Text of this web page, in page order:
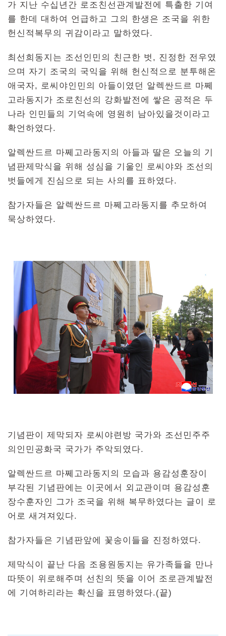
가 지난 수십년간 로조친선관계발전에 특출한 기여
를 한데 대하여 언급하고 그의 한생은 조국을 위한
헌신적복무의 귀감이라고 말하였다.
최선희동지는 조선인민의 친근한 벗, 진정한 전우였
으며 자기 조국의 국익을 위해 헌신적으로 분투해온
애국자, 로씨야인민의 아들이였던 알렉싼드르 마쩨
고라동지가 조로친선의 강화발전에 쌓은 공적은 두
나라 인민들의 기억속에 영원히 남아있을것이라고
확언하였다.
알렉싼드르 마쩨고라동지의 아들과 딸은 오늘의 기
념판제막식을 위해 성심을 기울인 로씨야와 조선의
벗들에게 진심으로 되는 사의를 표하였다.
참가자들은 알렉싼드르 마쩨고라동지를 추모하여
묵상하였다.
기념판이 제막되자 로씨야련방 국가와 조선민주주
의인민공화국 국가가 주악되였다.
알렉싼드르 마쩨고라동지의 모습과 용감성훈장이
부각된 기념판에는 이곳에서 외교관이며 용감성훈
장수훈자인 그가 조국을 위해 복무하였다는 글이 로
어로 새겨져있다.
참가자들은 기념판앞에 꽃송이들을 진정하였다.
제막식이 끝난 다음 조용원동지는 유가족들을 만나
따뜻이 위로해주며 선친의 뜻을 이어 조로관계발전
에 기여하리라는 확신을 표명하였다.(끝)